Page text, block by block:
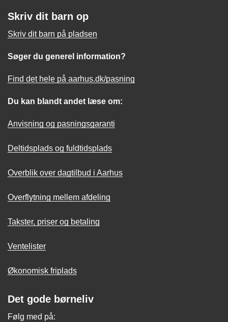
Skriv dit barn op
Skriv dit barn på pladsen
Søger du generel information?
Find det hele på aarhus.dk/pasning
Du kan blandt andet læse om:
Anvisning og pasningsgaranti
Deltidsplads og fuldtidsplads
Overblik over dagtilbud i Aarhus
Overflytning mellem afdeling
Takster, priser og betaling
Ventelister
Økonomisk friplads
Det gode børneliv
Følg med på: